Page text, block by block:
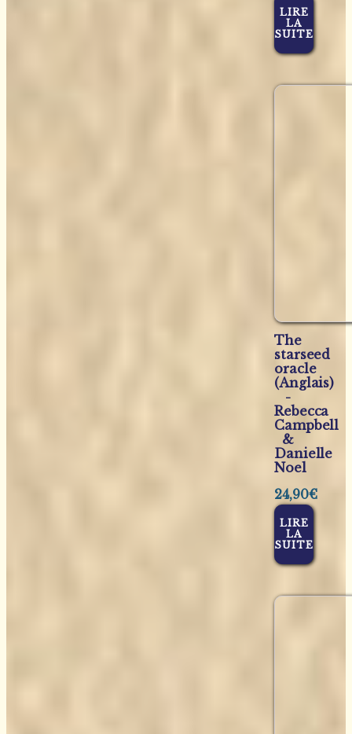
LIRE
LA
SUITE
The
starseed
oracle
(Anglais)
-
Rebecca
Campbell
&
Danielle
Noel
24,90€
LIRE
LA
SUITE